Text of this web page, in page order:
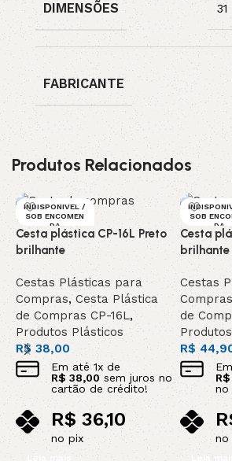
DIMENSÕES
FABRICANTE
Produtos Relacionados
INDISPONIVEL /
SOB ENCOMEN
DA
Cesta plástica CP-16L Preto
brilhante
Cestas Plásticas para
Compras,Cesta Plástica
de Compras CP-16L,
Produtos Plásticos
R$38,00
Em até1x de
R$ 38,00sem juros no
cartão de crédito!
R$36,10
no pix
Leia mais
SOB
DA
Cesta
brilhante
Cestas
Compras
de
R$
R$
no
no
Leia mais